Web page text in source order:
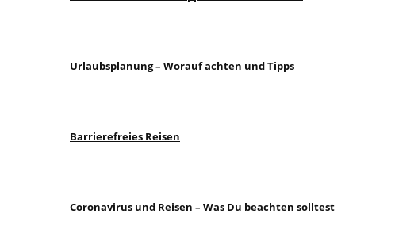
Urlaubsplanung – Worauf achten und Tipps
Barrierefreies Reisen
Coronavirus und Reisen – Was Du beachten solltest